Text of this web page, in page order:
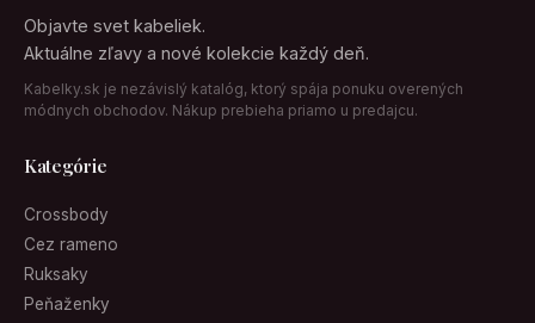
Objavte svet kabeliek.
Aktuálne zľavy a nové kolekcie každý deň.
Kabelky.sk je nezávislý katalóg, ktorý spája ponuku overených
módnych obchodov. Nákup prebieha priamo u predajcu.
Kategórie
Crossbody
Cez rameno
Ruksaky
Peňaženky